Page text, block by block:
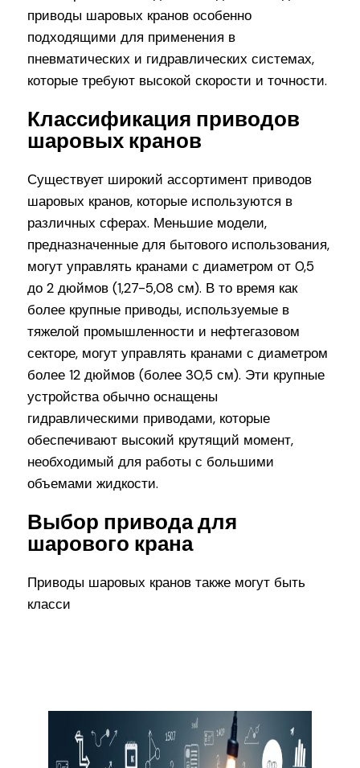
приводы шаровых кранов особенно
подходящими для применения в
пневматических и гидравлических системах,
которые требуют высокой скорости и точности.
Классификация приводов
шаровых кранов
Существует широкий ассортимент приводов
шаровых кранов, которые используются в
различных сферах. Меньшие модели,
предназначенные для бытового использования,
могут управлять кранами с диаметром от 0,5
до 2 дюймов (1,27-5,08 см). В то время как
более крупные приводы, используемые в
тяжелой промышленности и нефтегазовом
секторе, могут управлять кранами с диаметром
более 12 дюймов (более 30,5 см). Эти крупные
устройства обычно оснащены
гидравлическими приводами, которые
обеспечивают высокий крутящий момент,
необходимый для работы с большими
объемами жидкости.
Выбор привода для
шарового крана
Приводы шаровых кранов также могут быть
класси